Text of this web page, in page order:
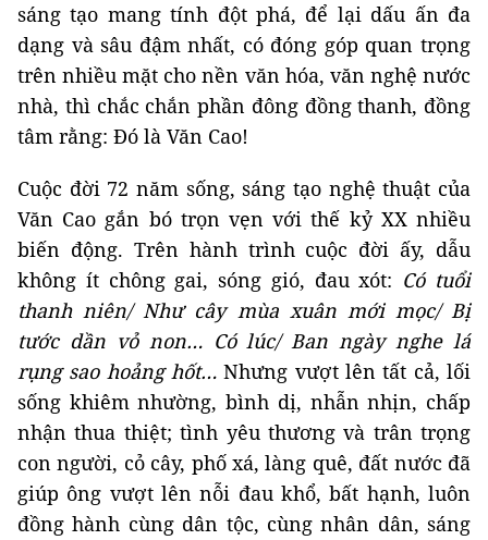
sáng tạo mang tính đột phá, để lại dấu ấn đa
dạng và sâu đậm nhất, có đóng góp quan trọng
trên nhiều mặt cho nền văn hóa, văn nghệ nước
nhà, thì chắc chắn phần đông đồng thanh, đồng
tâm rằng: Đó là Văn Cao!
Cuộc đời 72 năm sống, sáng tạo nghệ thuật của
Văn Cao gắn bó trọn vẹn với thế kỷ XX nhiều
biến động. Trên hành trình cuộc đời ấy, dẫu
không ít chông gai, sóng gió, đau xót: Có tuổi
thanh niên/ Như cây mùa xuân mới mọc/ Bị
tước dần vỏ non… Có lúc/ Ban ngày nghe lá
rụng sao hoảng hốt… Nhưng vượt lên tất cả, lối
sống khiêm nhường, bình dị, nhẫn nhịn, chấp
nhận thua thiệt; tình yêu thương và trân trọng
con người, cỏ cây, phố xá, làng quê, đất nước đã
giúp ông vượt lên nỗi đau khổ, bất hạnh, luôn
đồng hành cùng dân tộc, cùng nhân dân, sáng